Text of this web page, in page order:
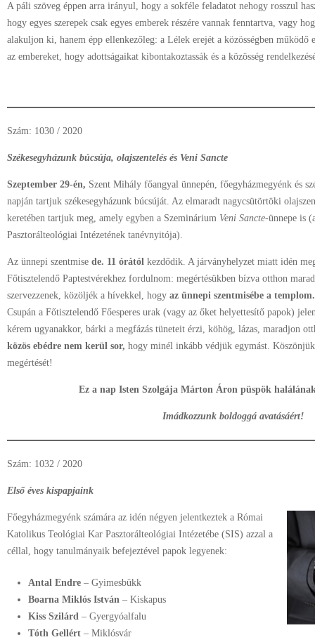
A páli szöveg éppen arra irányul, hogy a sokféle feladatot nehogy rosszul
hogy egyes szerepek csak egyes emberek részére vannak fenntartva, vagy
alakuljon ki, hanem épp ellenkezőleg: a Lélek erejét a közösségben
az embereket, hogy adottságaikat kibontakoztassák és a közösség
Szám: 1030 / 2020
Székesegyházunk búcsúja, olajszentelés és Veni Sancte
Szeptember 29-én, Szent Mihály főangyal ünnepén, főegyházmegyénk és
napján tartjuk székesegyházunk búcsúját. Az elmaradt nagycsütörtöki
keretében tartjuk meg, amely egyben a Szeminárium Veni Sancte-ünnepe is
Pasztorálteológiai Intézetének tanévnyitója).
Az ünnepi szentmise de. 11 órától kezdődik. A járványhelyzet miatt idén
Főtisztelendő Paptestvérekhez fordulnom: megértésükben bízva otthon
szervezzenek, közöljék a hívekkel, hogy az ünnepi szentmisébe a
Csupán a Főtisztelendő Főesperes urak (vagy az őket helyettesítő papok)
kérem ugyanakkor, bárki a megfázás tüneteit érzi, köhög, lázas, maradjon
közös ebédre nem kerül sor, hogy minél inkább védjük egymást.
megértését!
Ez a nap Isten Szolgája Márton Áron püspök
Imádkozzunk boldoggá avatásáért!
Szám: 1032 / 2020
Első éves kispapjaink
Főegyházmegyénk számára az idén négyen jelentkeztek a Római
Katolikus Teológiai Kar Pasztorálteológiai Intézetébe (SIS) azzal a
céllal, hogy tanulmányaik befejeztével papok legyenek:
Antal Endre – Gyimesbükk
Boarna Miklós István – Kiskapus
Kiss Szilárd – Gyergyóalfalu
Tóth Gellért – Miklósvár